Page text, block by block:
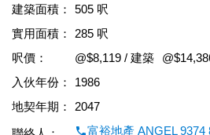
建築面積：
505 呎
實用面積：
285 呎
呎價：
@$8,119 / 建築
入伙年份：
1986
地契年期：
2047
富裕地產 ANGEL 9374